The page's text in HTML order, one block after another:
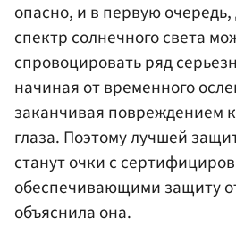
опасно, и в первую
спектр солнечного света
спровоцировать ряд
начиная от временного
заканчивая повреждением
глаза. Поэтому лучшей
станут очки с
обеспечивающими защиту
объяснила она.